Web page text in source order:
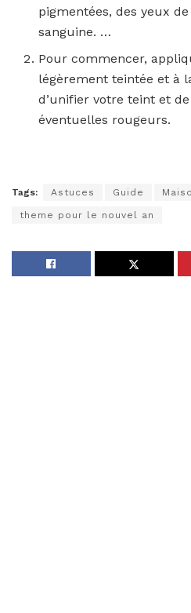
pigmentées, des yeux
sanguine. …
Pour commencer,
légèrement teintée et à
d’unifier votre teint et
éventuelles rougeurs.
Tags: Astuces Guide
theme pour le nouvel an